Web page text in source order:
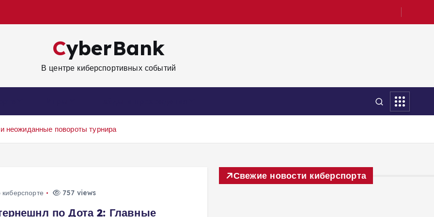
CyberBank
В центре киберспортивных событий
неожиданные повороты турнира
киберспорте 757 views
по Дота 2: Главные
Свежие новости киберспорта